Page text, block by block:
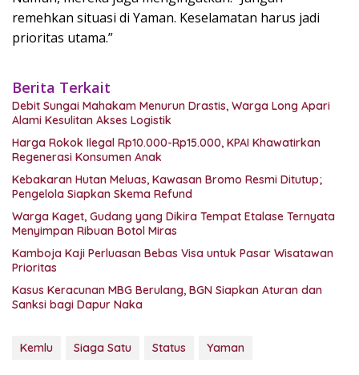
remehkan situasi di Yaman. Keselamatan harus jadi
prioritas utama.”
Berita Terkait
Debit Sungai Mahakam Menurun Drastis, Warga Long Apari
Alami Kesulitan Akses Logistik
Harga Rokok Ilegal Rp10.000-Rp15.000, KPAI Khawatirkan
Regenerasi Konsumen Anak
Kebakaran Hutan Meluas, Kawasan Bromo Resmi Ditutup;
Pengelola Siapkan Skema Refund
Warga Kaget, Gudang yang Dikira Tempat Etalase Ternyata
Menyimpan Ribuan Botol Miras
Kamboja Kaji Perluasan Bebas Visa untuk Pasar Wisatawan
Prioritas
Kasus Keracunan MBG Berulang, BGN Siapkan Aturan dan
Sanksi bagi Dapur Naka
Kemlu Siaga Satu Status Yaman